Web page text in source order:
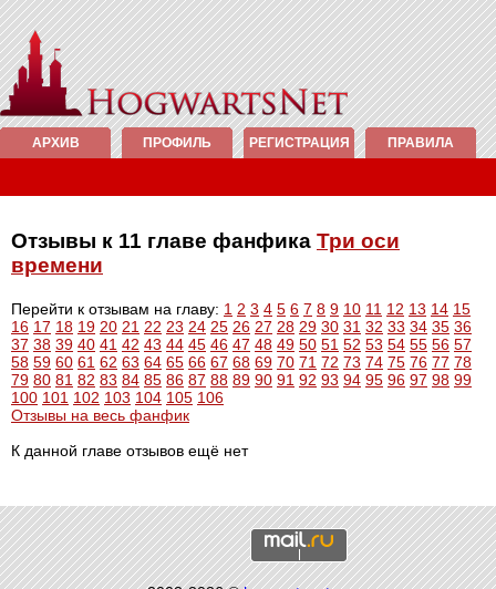
АРХИВ ПРОФИЛЬ РЕГИСТРАЦИЯ ПРАВИЛА
Отзывы к 11 главе фанфика Три оси
времени
Перейти к отзывам на главу: 1 2 3 4 5 6 7 8 9 10 11 12 13 14 15
16 17 18 19 20 21 22 23 24 25 26 27 28 29 30 31 32 33 34 35 36
37 38 39 40 41 42 43 44 45 46 47 48 49 50 51 52 53 54 55 56 57
58 59 60 61 62 63 64 65 66 67 68 69 70 71 72 73 74 75 76 77 78
79 80 81 82 83 84 85 86 87 88 89 90 91 92 93 94 95 96 97 98 99
100 101 102 103 104 105 106
Отзывы на весь фанфик
К данной главе отзывов ещё нет